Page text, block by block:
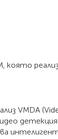
която
VMDA